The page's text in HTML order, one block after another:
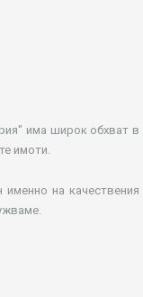
има широк обхват в
имоти.
на качествения